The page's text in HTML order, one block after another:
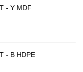
- Y MDF
- B HDPE